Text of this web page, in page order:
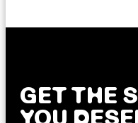
GET THE
YOU